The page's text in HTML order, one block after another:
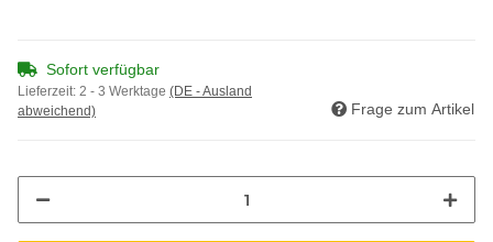
Sofort verfügbar
Lieferzeit: 2 - 3 Werktage (DE - Ausland
abweichend)
Frage zum Artikel